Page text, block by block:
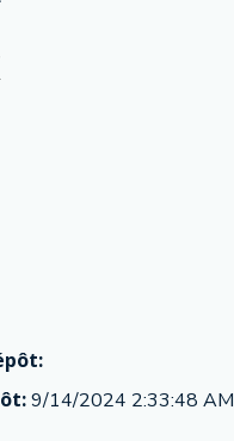
9/14/2024 2:33:48 AM